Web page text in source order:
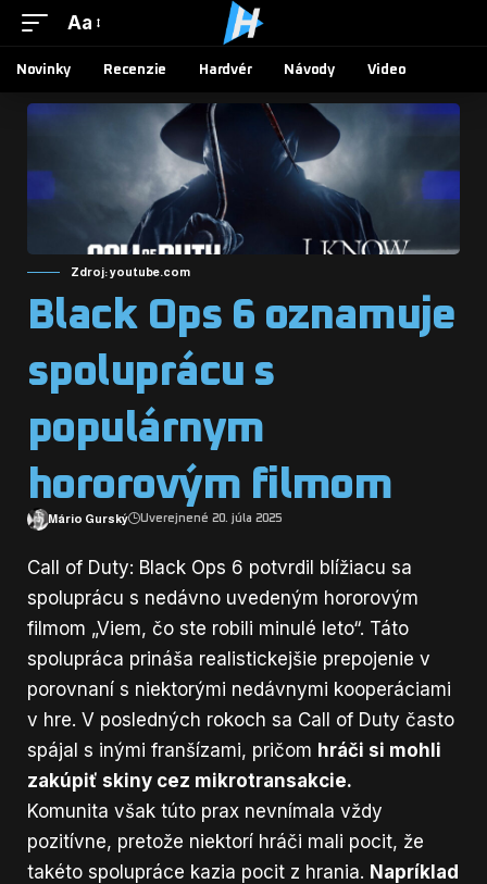
Aa
Novinky Recenzie Hardvér Návody Video
Zdroj: youtube.com
Black Ops 6 oznamuje
spoluprácu s
populárnym
hororovým filmom
Mário Gurský Uverejnené 20. júla 2025
Call of Duty: Black Ops 6 potvrdil blížiacu sa
spoluprácu s nedávno uvedeným hororovým
filmom „Viem, čo ste robili minulé leto“. Táto
spolupráca prináša realistickejšie prepojenie v
porovnaní s niektorými nedávnymi kooperáciami
v hre. V posledných rokoch sa Call of Duty často
spájal s inými franšízami, pričom hráči si mohli
zakúpiť skiny cez mikrotransakcie.
Komunita však túto prax nevnímala vždy
pozitívne, pretože niektorí hráči mali pocit, že
takéto spolupráce kazia pocit z hrania. Napríklad